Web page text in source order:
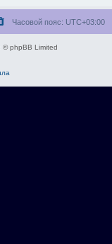
Часовой пояс: UTC+03:00
© phpBB Limited